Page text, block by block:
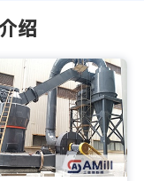
绍